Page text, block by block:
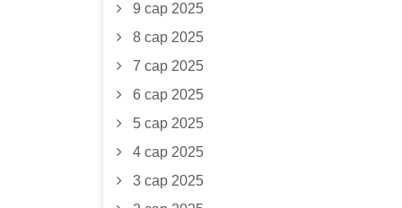
9 сар 2025
8 сар 2025
7 сар 2025
6 сар 2025
5 сар 2025
4 сар 2025
3 сар 2025